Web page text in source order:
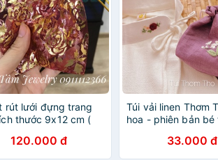
rút lưới đựng trang
thước 9x12 cm (
120.000 đ
Túi vải linen Thơm
hoa - phiên bản bé
33.000 đ